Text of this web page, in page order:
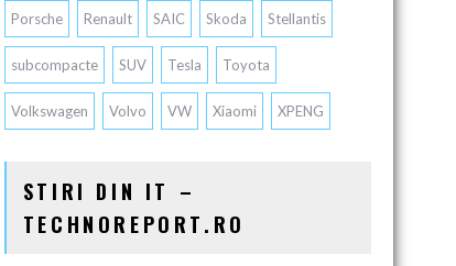
Porsche Renault SAIC Skoda Stellantis
subcompacte SUV Tesla Toyota
Volkswagen Volvo VW Xiaomi XPENG
STIRI DIN IT –
TECHNOREPORT.RO